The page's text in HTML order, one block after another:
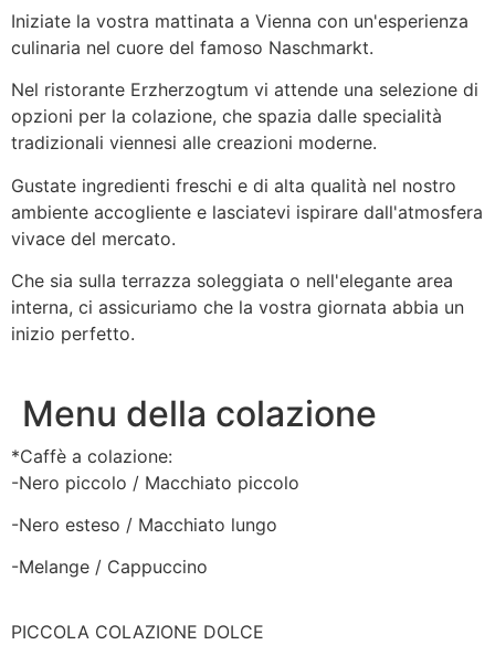
Iniziate la vostra mattinata a Vienna con un'esperienza
culinaria nel cuore del famoso Naschmarkt.
Nel ristorante Erzherzogtum vi attende una selezione di
opzioni per la colazione, che spazia dalle specialità
tradizionali viennesi alle creazioni moderne.
Gustate ingredienti freschi e di alta qualità nel nostro
ambiente accogliente e lasciatevi ispirare dall'atmosfera
vivace del mercato.
Che sia sulla terrazza soleggiata o nell'elegante area
interna, ci assicuriamo che la vostra giornata abbia un
inizio perfetto.
Menu della colazione
*Caffè a colazione:
-Nero piccolo / Macchiato piccolo
-Nero esteso / Macchiato lungo
-Melange / Cappuccino
PICCOLA COLAZIONE DOLCE